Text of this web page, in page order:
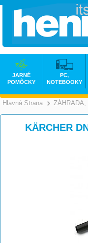
Hlavná Strana ZÁHRADA,
KÄRCHER
JARNÉ
POMÔCKY
PC,
NOTEBOOKY